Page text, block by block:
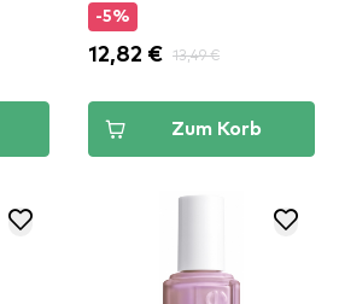
-5%
12,82 € 13,49 €
Zum Korb